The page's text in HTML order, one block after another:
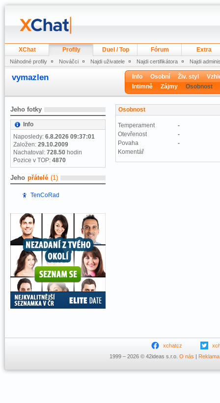
XChat Profily Duel / Top Fórum Extra
Náhodné profily Nováčci Najdi uživatele Najdi certifikátora Najdi
vymazlen Info Osobní Živ. styl
Intimně
Zájmy Osobnost
Jeho fotky
Info
Naposledy: 6.8.2026 09:37:01
Založen: 29.10.2009
Nachatoval: 728.50 hodin
Pozice v TOP: 4870
Jeho přátelé (1)
TenCoRad
Osobnost
Temperament
-
Otevřenost
-
Povaha
-
Komentář
xchatcz
1999 – 2026 © 42ideas s.r.o. O nás | Reklama